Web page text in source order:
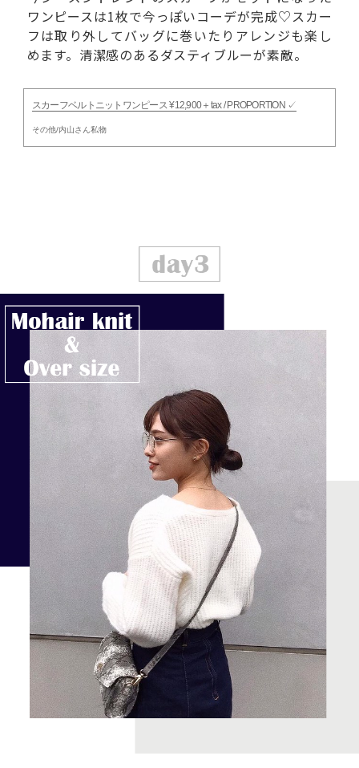
ワンピースは1枚で今っぽいコーデが完成♡スカー
フは取り外してバッグに巻いたりアレンジも楽し
めます。清潔感のあるダスティブルーが素敵。
スカーフベルトニットワンピース ¥12,900＋tax / PROPORTION ✓
その他/内山さん私物